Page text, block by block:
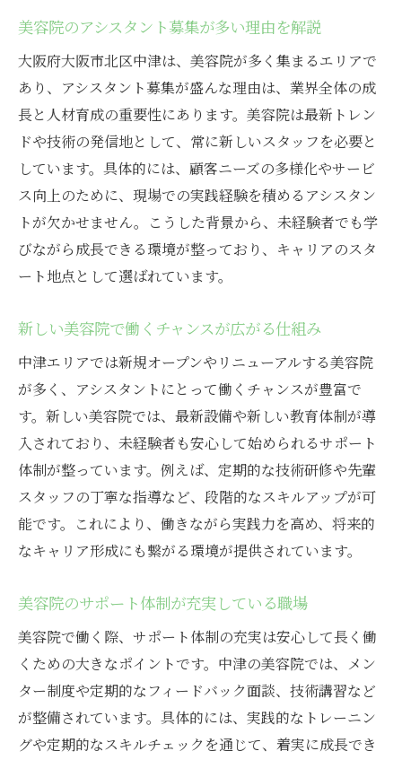
美容院のアシスタント募集が多い理由を解説
大阪府大阪市北区中津は、美容院が多く集まるエリアで
あり、アシスタント募集が盛んな理由は、業界全体の成
長と人材育成の重要性にあります。美容院は最新トレン
ドや技術の発信地として、常に新しいスタッフを必要と
しています。具体的には、顧客ニーズの多様化やサービ
ス向上のために、現場での実践経験を積めるアシスタン
トが欠かせません。こうした背景から、未経験者でも学
びながら成長できる環境が整っており、キャリアのスタ
ート地点として選ばれています。
新しい美容院で働くチャンスが広がる仕組み
中津エリアでは新規オープンやリニューアルする美容院
が多く、アシスタントにとって働くチャンスが豊富で
す。新しい美容院では、最新設備や新しい教育体制が導
入されており、未経験者も安心して始められるサポート
体制が整っています。例えば、定期的な技術研修や先輩
スタッフの丁寧な指導など、段階的なスキルアップが可
能です。これにより、働きながら実践力を高め、将来的
なキャリア形成にも繋がる環境が提供されています。
美容院のサポート体制が充実している職場
美容院で働く際、サポート体制の充実は安心して長く働
くための大きなポイントです。中津の美容院では、メン
ター制度や定期的なフィードバック面談、技術講習など
が整備されています。具体的には、実践的なトレーニン
グや定期的なスキルチェックを通じて、着実に成長でき